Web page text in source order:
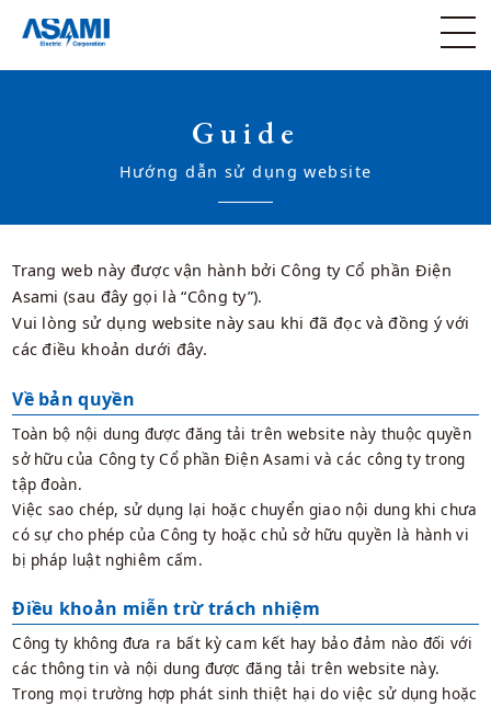
Guide
Hướng dẫn sử dụng website
Trang web này được vận hành bởi Công ty Cổ phần Điện
Asami (sau đây gọi là “Công ty”).
Vui lòng sử dụng website này sau khi đã đọc và đồng ý với
các điều khoản dưới đây.
Về bản quyền
Toàn bộ nội dung được đăng tải trên website này thuộc quyền
sở hữu của Công ty Cổ phần Điện Asami và các công ty trong
tập đoàn.
Việc sao chép, sử dụng lại hoặc chuyển giao nội dung khi chưa
có sự cho phép của Công ty hoặc chủ sở hữu quyền là hành vi
bị pháp luật nghiêm cấm.
Điều khoản miễn trừ trách nhiệm
Công ty không đưa ra bất kỳ cam kết hay bảo đảm nào đối với
các thông tin và nội dung được đăng tải trên website này.
Trong mọi trường hợp phát sinh thiệt hại do việc sử dụng hoặc